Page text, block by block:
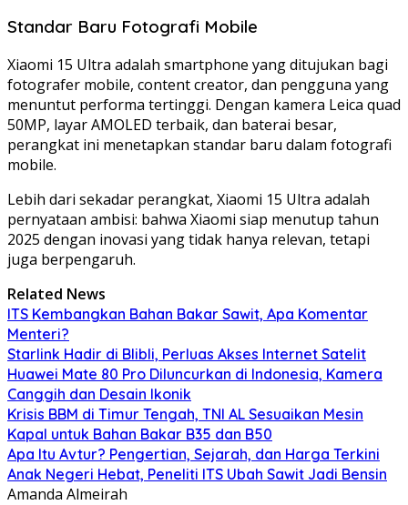
Standar Baru Fotografi Mobile
Xiaomi 15 Ultra adalah smartphone yang ditujukan bagi
fotografer mobile, content creator, dan pengguna yang
menuntut performa tertinggi. Dengan kamera Leica quad
50MP, layar AMOLED terbaik, dan baterai besar,
perangkat ini menetapkan standar baru dalam fotografi
mobile.
Lebih dari sekadar perangkat, Xiaomi 15 Ultra adalah
pernyataan ambisi: bahwa Xiaomi siap menutup tahun
2025 dengan inovasi yang tidak hanya relevan, tetapi
juga berpengaruh.
Related News
ITS Kembangkan Bahan Bakar Sawit, Apa Komentar
Menteri?
Starlink Hadir di Blibli, Perluas Akses Internet Satelit
Huawei Mate 80 Pro Diluncurkan di Indonesia, Kamera
Canggih dan Desain Ikonik
Krisis BBM di Timur Tengah, TNI AL Sesuaikan Mesin
Kapal untuk Bahan Bakar B35 dan B50
Apa Itu Avtur? Pengertian, Sejarah, dan Harga Terkini
Anak Negeri Hebat, Peneliti ITS Ubah Sawit Jadi Bensin
Amanda Almeirah